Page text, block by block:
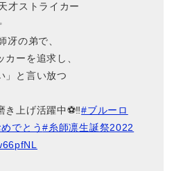
才ストライカー
冴の弟で、
カーを追求し、
」と言い放つ
き上げ活躍中⚽️‼️#ブルーロ
でとう#糸師凛生誕祭2022